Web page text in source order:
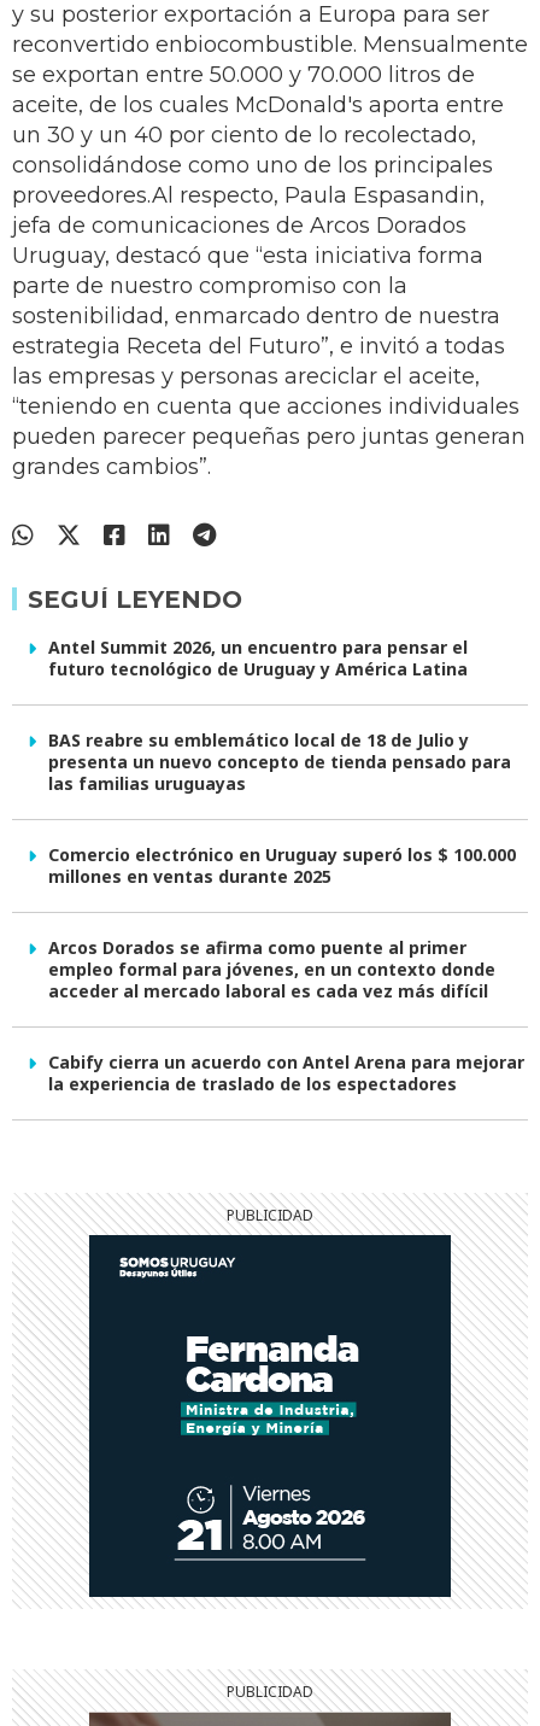
y su posterior exportación a Europa para ser
reconvertido enbiocombustible. Mensualmente
se exportan entre 50.000 y 70.000 litros de
aceite, de los cuales McDonald's aporta entre
un 30 y un 40 por ciento de lo recolectado,
consolidándose como uno de los principales
proveedores.Al respecto, Paula Espasandin,
jefa de comunicaciones de Arcos Dorados
Uruguay, destacó que “esta iniciativa forma
parte de nuestro compromiso con la
sostenibilidad, enmarcado dentro de nuestra
estrategia Receta del Futuro”, e invitó a todas
las empresas y personas areciclar el aceite,
“teniendo en cuenta que acciones individuales
pueden parecer pequeñas pero juntas generan
grandes cambios”.
SEGUÍ LEYENDO
Antel Summit 2026, un encuentro para pensar el
futuro tecnológico de Uruguay y América Latina
BAS reabre su emblemático local de 18 de Julio y
presenta un nuevo concepto de tienda pensado para
las familias uruguayas
Comercio electrónico en Uruguay superó los $ 100.000
millones en ventas durante 2025
Arcos Dorados se afirma como puente al primer
empleo formal para jóvenes, en un contexto donde
acceder al mercado laboral es cada vez más difícil
Cabify cierra un acuerdo con Antel Arena para mejorar
la experiencia de traslado de los espectadores